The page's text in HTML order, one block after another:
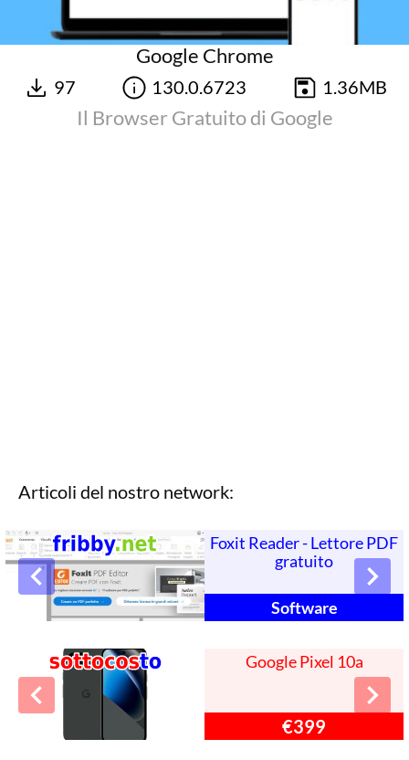
Google Chrome
97 130.0.6723 1.36MB
Il Browser Gratuito di Google
Articoli del nostro network:
Foxit Reader - Lettore PDF
gratuito
Software
Google Pixel 10a
€399